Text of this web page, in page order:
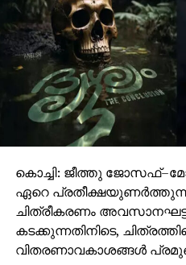
കൊച്ചി: ജീത്തു
ഏറെ
ചിത്രീകരണം
കടക്കുന്നതിനിടെ,
വിതരണാവകാശങ്ങൾ